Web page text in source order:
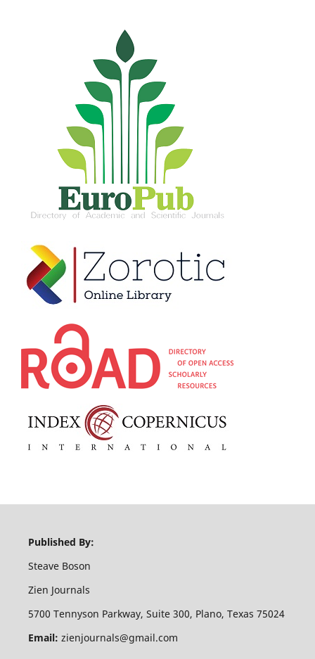
Published By:
Steave Boson
Zien Journals
5700 Tennyson Parkway, Suite 300, Plano, Texas 75024
Email: zienjournals@gmail.com